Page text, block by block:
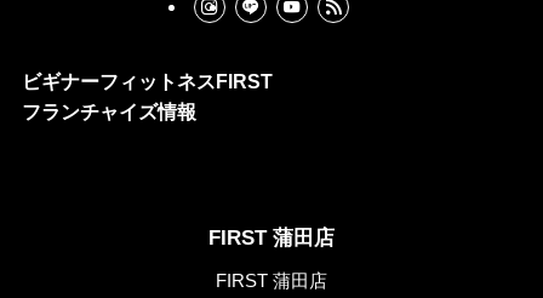
ビギナーフィットネスFIRST
フランチャイズ情報
FIRST 蒲田店
FIRST 蒲田店